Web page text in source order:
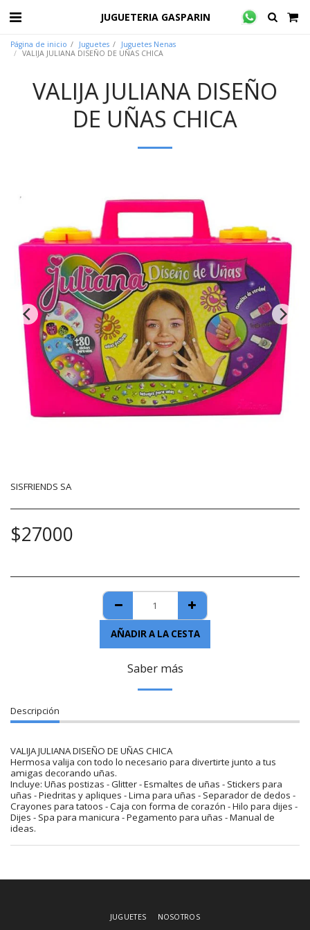
JUGUETERIA GASPARIN
Página de inicio Juguetes
Juguetes Nenas
VALIJA JULIANA DISEÑO DE UÑAS CHICA
VALIJA JULIANA DISEÑO
DE UÑAS CHICA
SISFRIENDS SA
$27000
AÑADIR A LA CESTA
Saber más
Descripción
VALIJA JULIANA DISEÑO DE UÑAS CHICA
Hermosa valija con todo lo necesario para divertirte junto a tus
amigas decorando uñas.
Incluye: Uñas postizas - Glitter - Esmaltes de uñas - Stickers para
uñas - Piedritas y apliques - Lima para uñas - Separador de dedos -
Crayones para tatoos - Caja con forma de corazón - Hilo para dijes -
Dijes - Spa para manicura - Pegamento para uñas - Manual de
ideas.
JUGUETES NOSOTROS